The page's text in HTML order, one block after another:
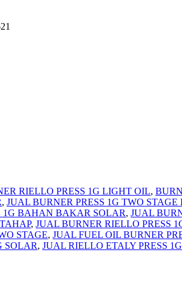
RIELLO PRESS 1G LIGHT OIL,
, JUAL BURNER PRESS 1G TWO
1G BAHAN BAKAR SOLAR, JUAL
, JUAL BURNER RIELLO PRESS
STAGE, JUAL FUEL OIL BURNER
SOLAR, JUAL RIELLO ETALY PRESS 1G